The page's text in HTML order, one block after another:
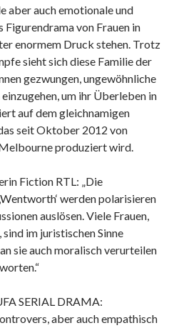
aber auch emotionale und
Figurendrama von Frauen in
enormem Druck stehen. Trotz
sieht sich diese Familieder
gezwungen, ungewöhnliche
um ihr Überleben in
auf dem gleichnamigen
seit Oktober 2012 von
produziert wird.
Fiction RTL: „Die
werden polarisieren
auslösen. Viele Frauen,
im juristischen Sinne
sie auch moralisch verurteilen
SERIAL DRAMA:
aber auch empathisch